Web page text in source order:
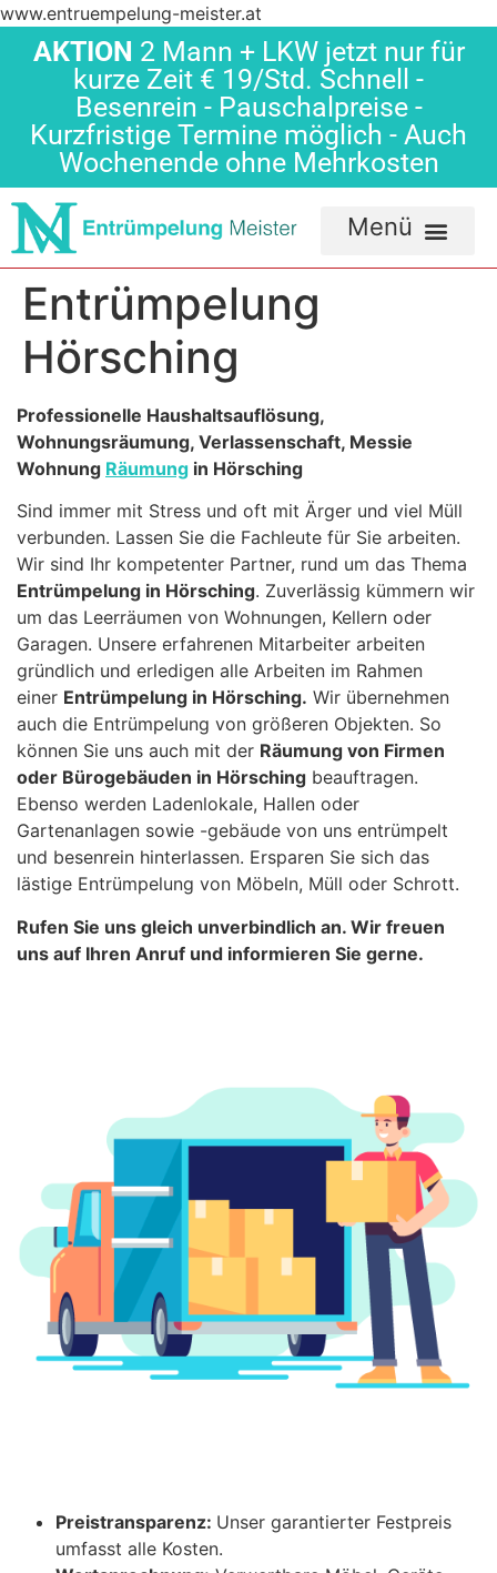
www.entruempelung-meister.at
AKTION 2 Mann + LKW jetzt nur für
kurze Zeit € 19/Std. Schnell -
Besenrein - Pauschalpreise -
Kurzfristige Termine möglich - Auch
Wochenende ohne Mehrkosten
Entrümpelung
Hörsching
Professionelle Haushaltsauflösung,
Wohnungsräumung, Verlassenschaft, Messie
Wohnung Räumung in Hörsching
Sind immer mit Stress und oft mit Ärger und viel Müll
verbunden. Lassen Sie die Fachleute für Sie arbeiten.
Wir sind Ihr kompetenter Partner, rund um das Thema
Entrümpelung in Hörsching. Zuverlässig kümmern wir
um das Leerräumen von Wohnungen, Kellern oder
Garagen. Unsere erfahrenen Mitarbeiter arbeiten
gründlich und erledigen alle Arbeiten im Rahmen
einer Entrümpelung in Hörsching. Wir übernehmen
auch die Entrümpelung von größeren Objekten. So
können Sie uns auch mit der Räumung von Firmen
oder Bürogebäuden in Hörsching beauftragen.
Ebenso werden Ladenlokale, Hallen oder
Gartenanlagen sowie -gebäude von uns entrümpelt
und besenrein hinterlassen. Ersparen Sie sich das
lästige Entrümpelung von Möbeln, Müll oder Schrott.
Rufen Sie uns gleich unverbindlich an. Wir freuen
uns auf Ihren Anruf und informieren Sie gerne.
Preistransparenz: Unser garantierter Festpreis
umfasst alle Kosten.